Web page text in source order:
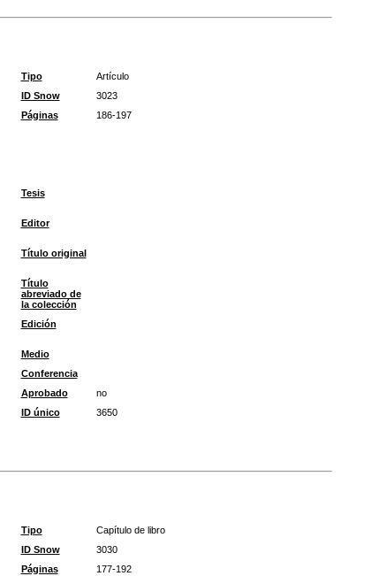
Tipo
Artículo
ID Snow
3023
Páginas
186-197
Tesis
Editor
Título original
Título
abreviado de
la colección
Edición
Medio
Conferencia
Aprobado
no
ID único
3650
Tipo
Capítulo de libro
ID Snow
3030
Páginas
177-192